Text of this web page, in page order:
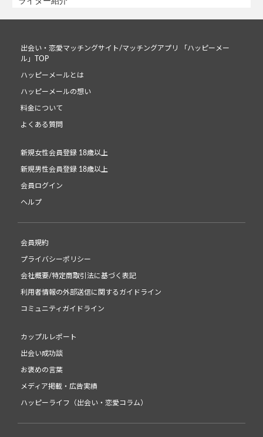
出会い・恋愛マッチングサイト/マッチングアプリ 「ハッピーメー
ル」TOP
ハッピーメールとは
ハッピーメールの想い
料金について
よくある質問
新規女性会員登録 18歳以上
新規男性会員登録 18歳以上
会員ログイン
ヘルプ
会員規約
プライバシーポリシー
会社概要/特定商取引法に基づく表記
利用者情報の外部送信に関するガイドライン
コミュニティガイドライン
カップルレポート
出会い成功談
お褒めの言葉
メディア掲載・広告実績
ハッピーライフ（出会い・恋愛コラム）